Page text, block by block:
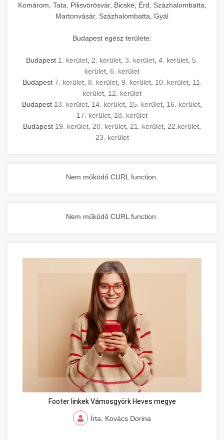
Komárom, Tata, Pilisvörösvár, Bicske, Érd, Százhalombatta,
Martonvásár, Százhalombatta, Gyál
Budapest egész területe:
Budapest 1. kerület 2. kerület 3. kerület 4. kerület 5.
kerület 6. kerület
Budapest 7. kerület, 8. kerület, 9. kerület, 10. kerület, 11.
kerület 12. kerület
Budapest 13. kerület 14. kerület 15. kerület 16. kerület
17. kerület 18. kerület
Budapest 19. kerület 20. kerület 21. kerület 22.kerület
23. kerület
Nem működő CURL function.
Nem működő CURL function.
Footer linkek Vámosgyörk Heves megye
Írta: Kovács Dorina